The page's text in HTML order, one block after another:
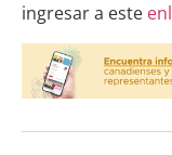
ingresar a este